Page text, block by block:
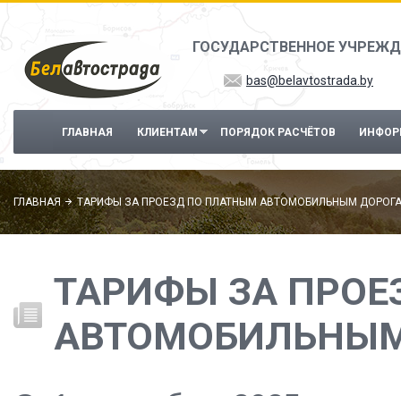
Перейти к основному содержанию
ГОСУДАРСТВЕННОЕ
bas@belavtostrada.by
ГЛАВНАЯ КЛИЕНТАМ ПОРЯДОК РАСЧЁТОВ
ГЛАВНАЯ ТАРИФЫ ЗА ПРОЕЗД ПО ПЛАТНЫМ АВТОМОБИЛЬНЫМ
ТАРИФЫ ЗА